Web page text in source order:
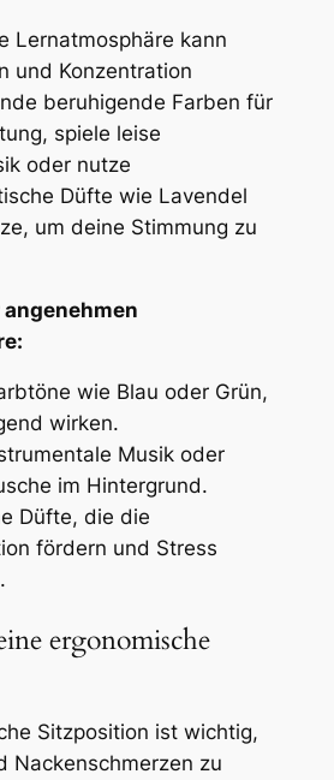
Lernatmosphäre kann
und Konzentration
beruhigende Farben für
spiele leise
oder nutze
Düfte wie Lavendel
um deine Stimmung zu
wie Blau oder Grün,
wirken.
Musik oder
im Hintergrund.
Düfte, die die
fördern und Stress
ergonomische
Sitzposition ist wichtig,
Nackenschmerzen zu